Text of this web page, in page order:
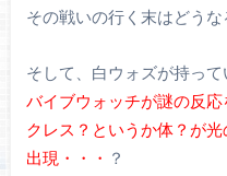
その戦いの行く末はどうな
そして、白ウォズが持って
バイブウォッチが謎の反
クレス？というか体？が
出現・・・ ？